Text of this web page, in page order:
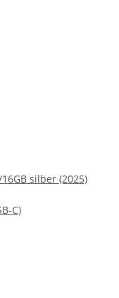
silber (2025)